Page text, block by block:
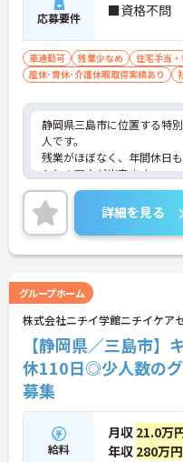
応募要件 ■資格不問
車通勤可 残業少なめ 住宅手当
産休･育休･介護休暇取得実績あり
静岡県三島市に位置する特
人です。
残業がほぼなく、年間休日
トとの両立が出来ます。
ご興味ある方はお気軽にお
詳細を見る
グループホーム
株式会社ニチイ学館ニチイケア
【静岡県／三島市
休110日◎少人数の
募集
給料
月収 21.0万
年収 280万円